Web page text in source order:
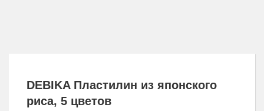
DEBIKA Пластилин из японского
риса, 5 цветов